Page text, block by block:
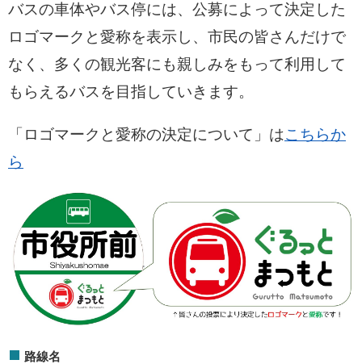
バスの車体やバス停には、公募によって決定した
ロゴマークと愛称を表示し、市民の皆さんだけで
なく、多くの観光客にも親しみをもって利用して
もらえるバスを目指していきます。
「ロゴマークと愛称の決定について」はこちらか
ら
路線名